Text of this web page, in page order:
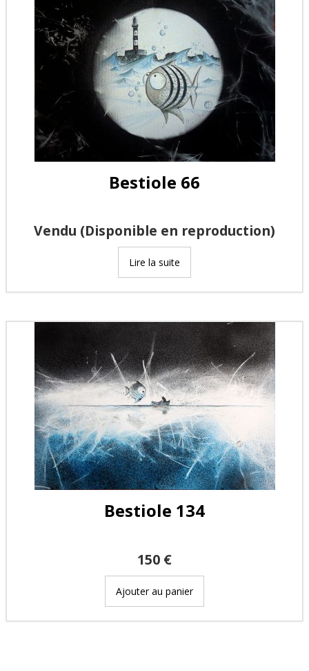
Bestiole 66
Vendu (Disponible en reproduction)
Lire la suite
Bestiole 134
150 €
Ajouter au panier